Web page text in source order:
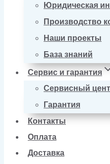
Юридическая
Производство
Наши проекты
База знаний
Сервис и гарантия
Сервисный
Гарантия
Контакты
Оплата
Доставка